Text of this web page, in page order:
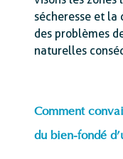
sécheresse et la
des problèmes
naturelles
Comment
du bien-fondé